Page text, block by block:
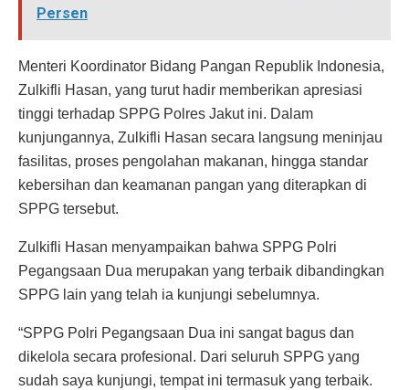
Persen
Menteri Koordinator Bidang Pangan Republik Indonesia,
Zulkifli Hasan, yang turut hadir memberikan apresiasi
tinggi terhadap SPPG Polres Jakut ini. Dalam
kunjungannya, Zulkifli Hasan secara langsung meninjau
fasilitas, proses pengolahan makanan, hingga standar
kebersihan dan keamanan pangan yang diterapkan di
SPPG tersebut.
Zulkifli Hasan menyampaikan bahwa SPPG Polri
Pegangsaan Dua merupakan yang terbaik dibandingkan
SPPG lain yang telah ia kunjungi sebelumnya.
“SPPG Polri Pegangsaan Dua ini sangat bagus dan
dikelola secara profesional. Dari seluruh SPPG yang
sudah saya kunjungi, tempat ini termasuk yang terbaik.